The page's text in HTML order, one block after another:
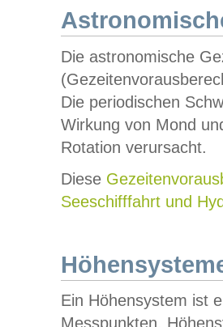
Die astronomische
Die periodischen
Wirkung von Mond
Rotation verursacht.
Diese
Seeschifffahrt und
Ein Höhensystem ist
Messpunkten.